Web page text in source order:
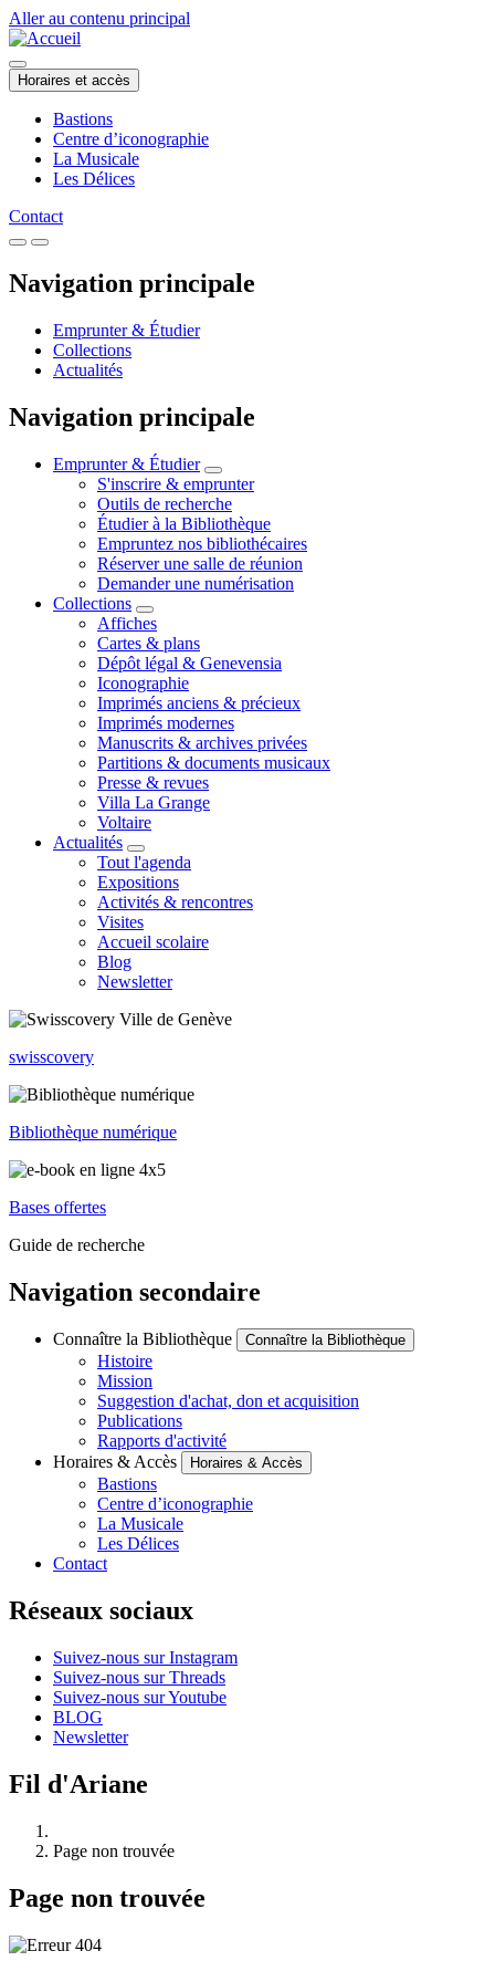
Aller au contenu principal
Horaires et accès
Bastions
Centre d’iconographie
La Musicale
Les Délices
Contact
Navigation principale
Emprunter & Étudier
Collections
Actualités
Navigation principale
Emprunter & Étudier
S'inscrire & emprunter
Outils de recherche
Étudier à la Bibliothèque
Empruntez nos bibliothécaires
Réserver une salle de réunion
Demander une numérisation
Collections
Affiches
Cartes & plans
Dépôt légal & Genevensia
Iconographie
Imprimés anciens & précieux
Imprimés modernes
Manuscrits & archives privées
Partitions & documents musicaux
Presse & revues
Villa La Grange
Voltaire
Actualités
Tout l'agenda
Expositions
Activités & rencontres
Visites
Accueil scolaire
Blog
Newsletter
swisscovery
Bibliothèque numérique
Bases offertes
Guide de recherche
Navigation secondaire
Connaître la Bibliothèque Connaître la Bibliothèque
Histoire
Mission
Suggestion d'achat, don et acquisition
Publications
Rapports d'activité
Horaires & Accès
Horaires & Accès
Bastions
Centre d’iconographie
La Musicale
Les Délices
Contact
Réseaux sociaux
Suivez-nous sur Instagram
Suivez-nous sur Threads
Suivez-nous sur Youtube
BLOG
Newsletter
Fil d'Ariane
Page non trouvée
Page non trouvée